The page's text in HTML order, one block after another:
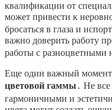
квалификации от
может привести к
бросаться в глаза и
важно доверить работу
работы с
Еще один важный момент
цветовой гаммы ․ Не
гармоничными и